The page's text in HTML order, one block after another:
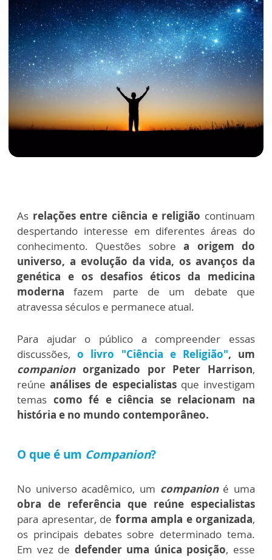
As relações entre ciência e religião continuam
despertando interesse em diferentes áreas do
conhecimento. Questões sobrea origem do
universo, a evolução da vida, os avanços da
genética e os desafios éticos da medicina
moderna fazem parte de um debate que
atravessa séculos e permanece atual.
Para ajudar o público a compreender essas
discussões, o livro "Ciência e Religião", um
companionorganizado por Peter Harrison,
reúneanálises de especialistasque investigam
temas como fé e ciência se relacionam na
história e no mundo contemporâneo.
O que é um Companion?
No universo acadêmico, um companion é uma
obra de referência que reúne especialistas
para apresentar, de forma ampla e organizada,
os principais debates sobre determinado tema.
Em vez de defender uma única posição, esse